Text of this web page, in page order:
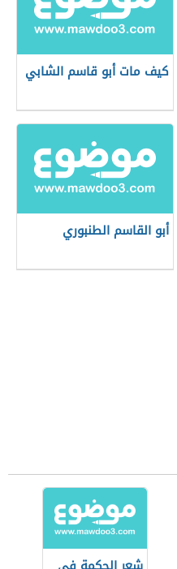
كيف مات أبو قاسم الشابي
أبو القاسم الطنبوري